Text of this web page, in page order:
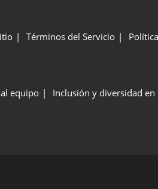
Términos del Servicio
equipo Inclusión y diversidad en